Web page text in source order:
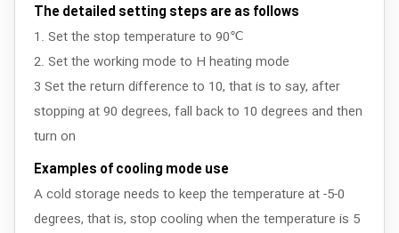
The detailed setting steps are as follows
1. Set the stop temperature to 90℃
2. Set the working mode to H heating mode
3 Set the return difference to 10, that is to say, after
stopping at 90 degrees, fall back to 10 degrees and then
turn on
Examples of cooling mode use
A cold storage needs to keep the temperature at -5-0
degrees, that is, stop cooling when the temperature is 5